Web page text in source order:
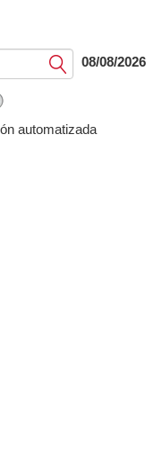
Soumettre08/08/2026
automatizada